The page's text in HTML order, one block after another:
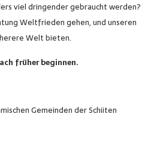
viel dringender gebraucht werden?
Weltfrieden gehen, und unseren
Welt bieten.
früher beginnen.
Gemeinden der Schiiten